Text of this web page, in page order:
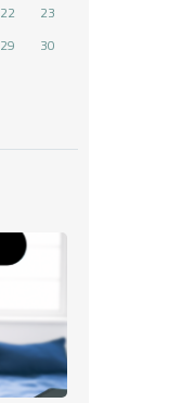
22
23
29
30